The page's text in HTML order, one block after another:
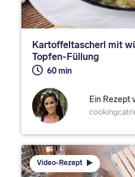
Kartoffeltascherl mit
Topfen-Füllung
60 min
Ein Rezept
Video-Rezept